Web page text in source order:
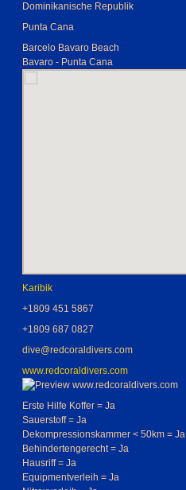
Dominikanische Republik
Punta Cana
Barcelo Bavaro Beach
Bavaro - Punta Cana
Karibik
+1809 451 5867
+1809 687 0827
dive@redcoraldivers.com
www.redcoraldivers.com
Erste Hilfe Koffer = Ja
Sauerstoff = Ja
Dekompressionskammer < 50km = Ja
Behindertengerecht = Ja
Hausriff = Ja
Equipmentverleih = Ja